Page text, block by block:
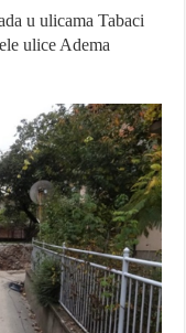
u ulicama Tabaci
ulice Adema